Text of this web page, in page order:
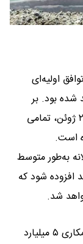
اولیه‌ای
منعقد شده بود. بر
اساس بیانیه مشترک منتشرشده در چهارشنبه ۲۵ ژوئن، تمامی
است.
به‌طور متوسط
افزوده شود که
شد.
آنگلو امریکن و کودلکو برآورد می‌کنند که این همکاری ۵ میلیارد